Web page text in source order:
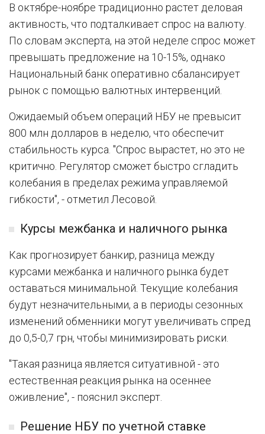
В октябре-ноябре традиционно растет деловая
активность, что подталкивает спрос на валюту.
По словам эксперта, на этой неделе спрос может
превышать предложение на 10-15%, однако
Национальный банк оперативно сбалансирует
рынок с помощью валютных интервенций.
Ожидаемый объем операций НБУ не превысит
800 млн долларов в неделю, что обеспечит
стабильность курса. "Спрос вырастет, но это не
критично. Регулятор сможет быстро сгладить
колебания в пределах режима управляемой
гибкости", - отметил Лесовой.
Курсы межбанка и наличного рынка
Как прогнозирует банкир, разница между
курсами межбанка и наличного рынка будет
оставаться минимальной. Текущие колебания
будут незначительными, а в периоды сезонных
изменений обменники могут увеличивать спред
до 0,5-0,7 грн, чтобы минимизировать риски.
"Такая разница является ситуативной - это
естественная реакция рынка на осеннее
оживление", - пояснил эксперт.
Решение НБУ по учетной ставке